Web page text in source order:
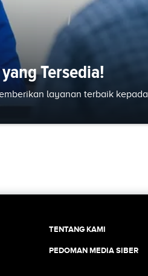
Tersedia!
layanan terbaik kepada
TENTANG KAMI
PEDOMAN MEDIA SIBER